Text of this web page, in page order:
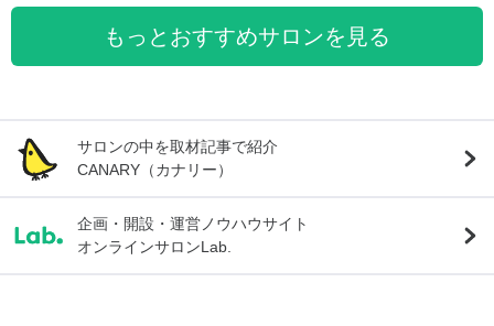
もっとおすすめサロンを見る
サロンの中を取材記事で紹介
CANARY（カナリー）
企画・開設・運営ノウハウサイト
オンラインサロンLab.